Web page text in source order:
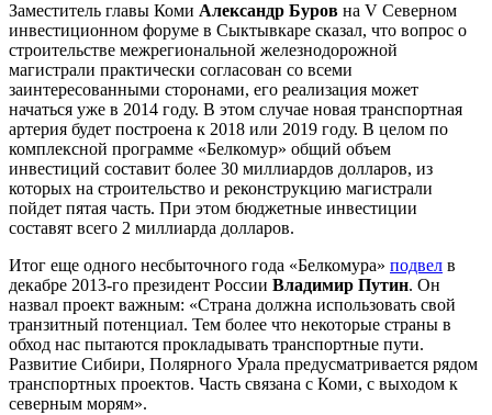
Заместитель главы Коми Александр Буров на V Северном
инвестиционном форуме в Сыктывкаре сказал, что вопрос о
строительстве межрегиональной железнодорожной
магистрали практически согласован со всеми
заинтересованными сторонами, его реализация может
начаться уже в 2014 году. В этом случае новая транспортная
артерия будет построена к 2018 или 2019 году. В целом по
комплексной программе «Белкомур» общий объем
инвестиций составит более 30 миллиардов долларов, из
которых на строительство и реконструкцию магистрали
пойдет пятая часть. При этом бюджетные инвестиции
составят всего 2 миллиарда долларов.
Итог еще одного несбыточного года «Белкомура» подвел в
декабре 2013-го президент России Владимир Путин. Он
назвал проект важным: «Страна должна использовать свой
транзитный потенциал. Тем более что некоторые страны в
обход нас пытаются прокладывать транспортные пути.
Развитие Сибири, Полярного Урала предусматривается рядом
транспортных проектов. Часть связана с Коми, с выходом к
северным морям».